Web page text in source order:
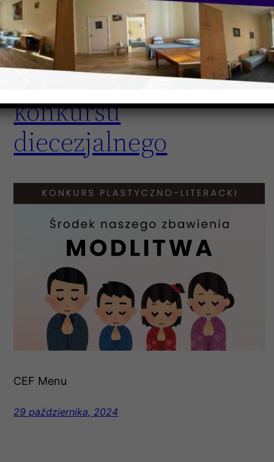
“Środek naszego
zbawienia –
modlitwa” – Zasady
konkursu
diecezjalnego
CEF Menu
29 października, 2024